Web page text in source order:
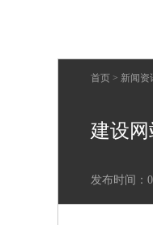
首页 > 新闻资
建设
发布时间：